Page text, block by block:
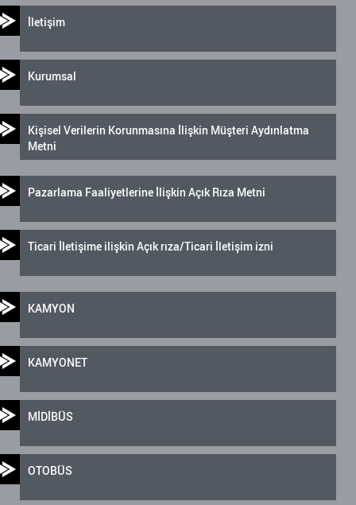
İletişim
Kurumsal
Kişisel Verilerin Korunmasına İlişkin Müşteri Aydınlatma
Metni
Pazarlama Faaliyetlerine İlişkin Açık Rıza Metni
Ticari İletişime ilişkin Açık rıza/Ticari İletişim izni
KAMYON
KAMYONET
MİDİBÜS
OTOBÜS